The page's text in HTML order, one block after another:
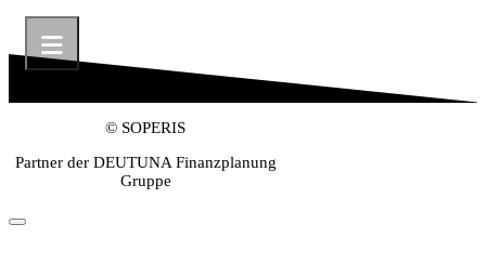
© SOPERIS
Partner der DEUTUNA Finanzplanung
Gruppe